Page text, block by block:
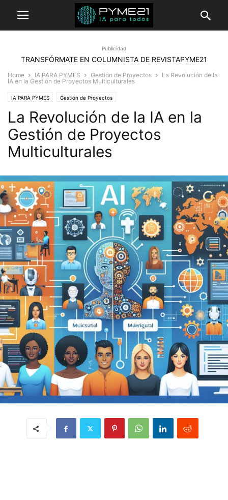
Publicidad
TRANSFÓRMATE EN COLUMNISTA DE REVISTAPYME21
Home IA PARA PYMES Gestión de Proyectos
La Revolución de la
IA en la Gestión de Proyectos Multiculturales
IA PARA PYMES Gestión de Proyectos
La Revolución de la IA en la
Gestión de Proyectos
Multiculturales